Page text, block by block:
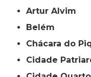
Artur Alvim
Belém
Chácara do
Cidade